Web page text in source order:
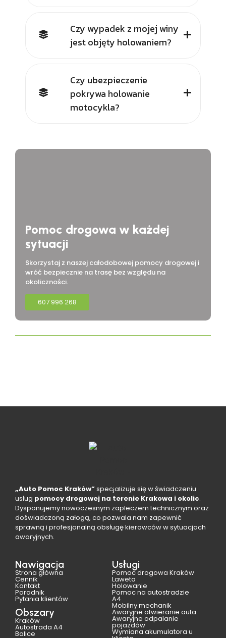
Czy wypadek z mojej winy
jest objęty holowaniem?
Czy ubezpieczenie
pokrywa holowanie
motocykla?
Pomoc drogowa w każdej
sytuacji
Skorzystaj z naszej całodobowej pomocy drogowej i
wróć bezpiecznie na trasę bez względu na
okoliczności.
607 996 268
„Auto Pomoc Kraków”specjalizuje się w świadczeniu
usług pomocy drogowej na terenie Krakowa i okolic.
Dysponujemy nowoczesnym zapleczem technicznym oraz
doświadczoną załogą, co pozwala nam zapewnić
sprawną i profesjonalną obsługę kierowców w sytuacjach
awaryjnych.
Nawigacja
Strona główna
Cennik
Kontakt
Poradnik
Pytania klientów
Obszary
Kraków
Autostrada A4
Balice
Usługi
Pomoc drogowa Kraków
Laweta
Holowanie
Pomoc na autostradzie
A4
Mobilny mechanik
Awaryjne otwieranie auta
Awaryjne odpalanie
pojazdów
Wymiana akumulatora u